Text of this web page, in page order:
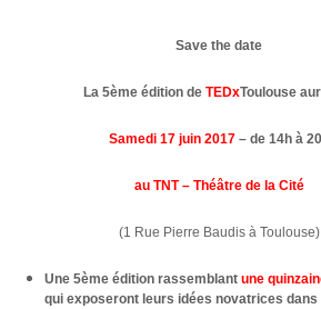
Save the date
La 5ème édition deTEDxToulouse
Samedi 17 juin 2017– de 14h à
au TNT – Théâtre de la Cité
(1 Rue Pierre Baudis à Toulouse)
Une 5ème édition rassemblant une
qui exposeront leurs idées novatrices dans